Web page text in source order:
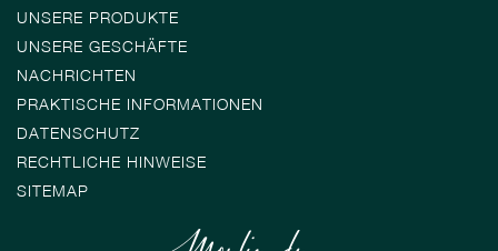
UNSERE PRODUKTE
UNSERE GESCHÄFTE
NACHRICHTEN
PRAKTISCHE INFORMATIONEN
DATENSCHUTZ
RECHTLICHE HINWEISE
SITEMAP